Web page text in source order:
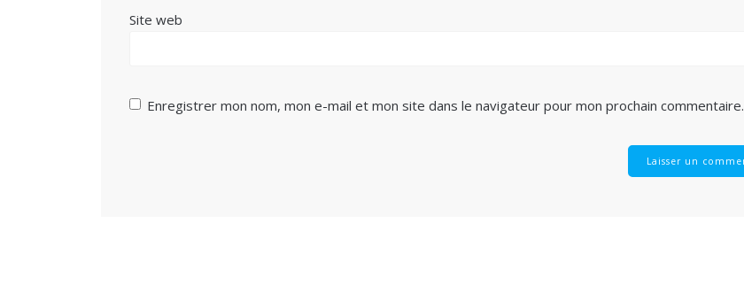
Site web
Enregistrer mon nom, mon e-mail et mon site dans le navigateur pour mon prochain commentaire.